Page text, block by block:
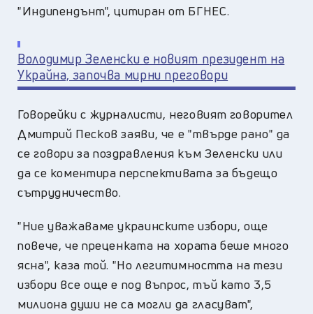
"Индипендънт", цитиран от БГНЕС.
Володимир Зеленски e новият президент на
Украйна, започва мирни преговори
Говорейки с журналисти, неговият говорител
Дмитрий Песков заяви, че е "твърде рано" да
се говори за поздравления към Зеленски или
да се коментира перспективата за бъдещо
сътрудничество.
"Ние уважаваме украинските избори, още
повече, че преценката на хората беше много
ясна", каза той. "Но легитимността на тези
избори все още е под въпрос, тъй като 3,5
милиона души не са могли да гласуват",